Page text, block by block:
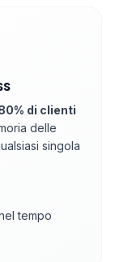
di clienti
delle
singola
tempo